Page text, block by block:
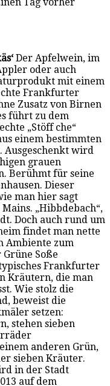
Der Apfelwein, im
oder auch
mit einem
Frankfurter
Zusatz von Birnen
führt zu dem
„Stöff che“
einem bestimmten
Ausgeschenkt wird
grauen
Berühmt für seine
Dieser
man hier sagt
„Hibbdebach“,
Doch auch rund um
findet man nette
Ambiente zum
Soße
Frankfurter
Kräutern, die man
Wie stolz die
beweist die
setzen:
stehen sieben
anderen Grün,
sieben Kräuter.
in der Stadt
auf dem